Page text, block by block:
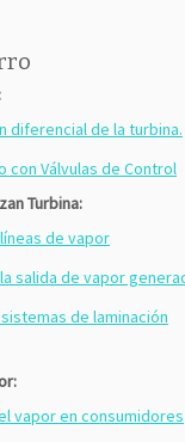
diferencial de la turbina.
con Válvulas de Control
Turbina:
de vapor
salida de vapor
de laminación
vapor en consumidores